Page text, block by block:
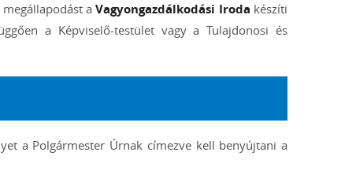
aVagyongazdálkodási Iroda készíti
a Képviselő-testület vagy a Tulajdonosi és
a Polgármester Úrnak címezve kell benyújtani a